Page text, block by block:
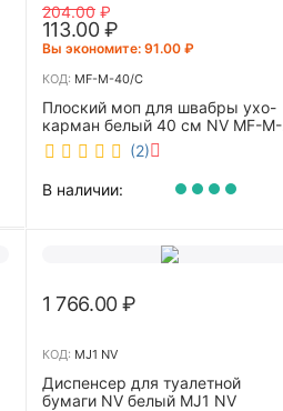
204.00 ₽
113.00 ₽
Вы экономите: 91.00 ₽
КОД: MF-M-40/C
Плоский моп для швабры ухо-
карман белый 40 см NV MF-M-
40/C
(2)
В наличии:
1 766.00₽
КОД: MJ1 NV
Диспенсер для туалетной
бумаги NV белый MJ1 NV